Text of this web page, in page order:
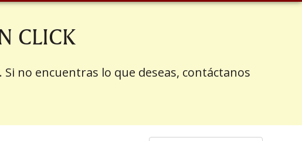
CLICK
no encuentras lo que deseas, contáctanos